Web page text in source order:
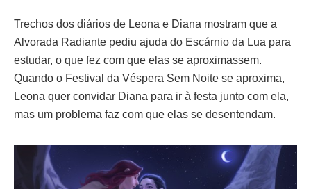
Trechos dos diários de Leona e Diana mostram que a
Alvorada Radiante pediu ajuda do Escárnio da Lua para
estudar, o que fez com que elas se aproximassem.
Quando o Festival da Véspera Sem Noite se aproxima,
Leona quer convidar Diana para ir à festa junto com ela,
mas um problema faz com que elas se desentendam.